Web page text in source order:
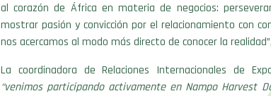
al corazón de África en materia de negocios:
mostrar pasión y convicción por el relacionamiento con
nos acercamos al modo más directo de conocer la
La coordinadora de Relaciones Internacionales de
“venimos participando activamente en Nampo Harvest